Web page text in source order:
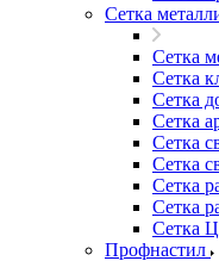
Сетка
Сетка
Сетка
Сетка
Сетка
Сетка
Сетка
Сетка
Сетка
Сетка
Профнастил